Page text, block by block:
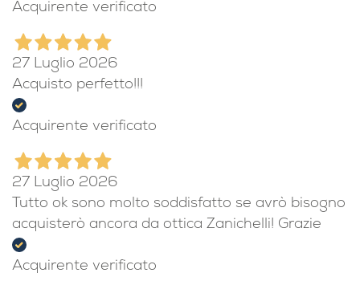
Acquirente verificato
27 Luglio 2026
Acquisto perfetto!!!
Acquirente verificato
27 Luglio 2026
Tutto ok sono molto soddisfatto se avrò bisogno
acquisterò ancora da ottica Zanichelli! Grazie
Acquirente verificato